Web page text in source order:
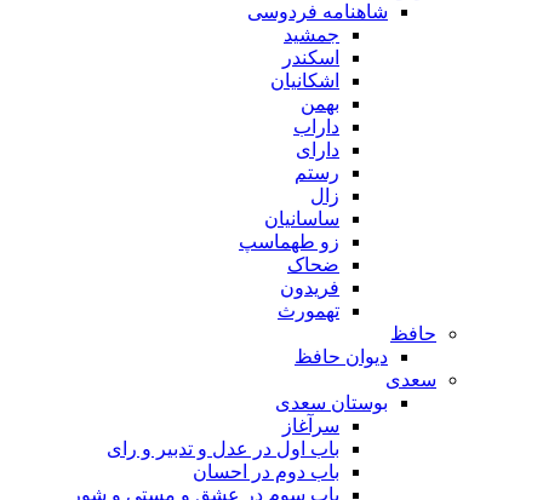
شاهنامه فردوسی
جمشید
اسکندر
اشکانیان
بهمن
داراب
دارای
رستم
زال
ساسانیان
زو طهماسپ‏
ضحاک
فریدون
تهمورث
حافظ
دیوان حافظ
سعدی
بوستان سعدی
سرآغاز
باب اول در عدل و تدبیر و رای
باب دوم در احسان
باب سوم در عشق و مستی و شور